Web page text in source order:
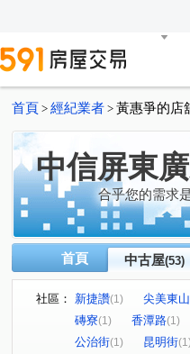
首頁 > 經紀業者 > 黃惠爭的店
中信屏東
合乎您的需求
首頁 中古屋(53)
社區： 新捷讚(1) 尖美東
磚寮(1) 香潭路(1)
公治街(1) 昆明街(1)